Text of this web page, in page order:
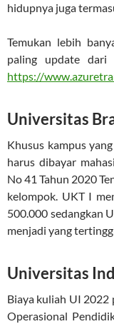
hidupnya juga
Temukan lebih
paling update dari
https://
Universitas
Khusus kampus
harus dibayar
No 41 Tahun 2020
kelompok. UKT I
500.000 sedangkan
menjadi yang
Universitas
Biaya kuliah UI 2022
Operasional